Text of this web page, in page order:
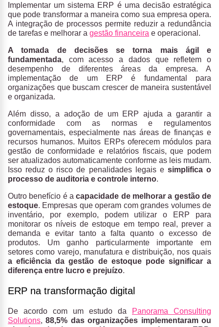
Implementar um sistema ERP é uma decisão estratégica
que pode transformar a maneira como sua empresa opera.
A integração de processos permite reduzir a redundância
de tarefas e melhorar a gestão financeira e operacional.
A tomada de decisões se torna mais ágil e
fundamentada, com acesso a dados que refletem o
desempenho de diferentes áreas da empresa. A
implementação de um ERP é fundamental para
organizações que buscam crescer de maneira sustentável
e organizada.
Além disso, a adoção de um ERP ajuda a garantir a
conformidade com as normas e regulamentos
governamentais, especialmente nas áreas de finanças e
recursos humanos. Muitos ERPs oferecem módulos para
gestão de conformidade e relatórios fiscais, que podem
ser atualizados automaticamente conforme as leis mudam.
Isso reduz o risco de penalidades legais e simplifica o
processo de auditoria e controle interno.
Outro benefício é acapacidade de melhorar a gestão de
estoque. Empresas que operam com grandes volumes de
inventário, por exemplo, podem utilizar o ERP para
monitorar os níveis de estoque em tempo real, prever a
demanda e evitar tanto a falta quanto o excesso de
produtos. Um ganho particularmente importante em
setores como varejo, manufatura e distribuição, nos quais
a eficiência da gestão de estoque pode significar a
diferença entre lucro e prejuízo.
ERP na transformação digital
De acordo com um estudo da
Panorama Consulting
Solutions,88,5% das organizações implementaram ou